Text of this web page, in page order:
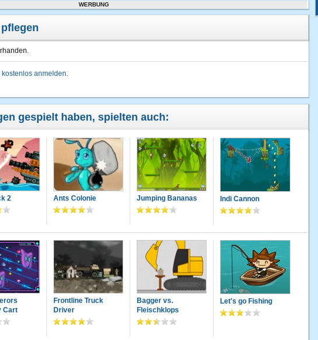
WERBUNG
kostenlos anmelden.
gespielt haben, spielten auch:
2 Ants Colonie Jumping Bananas Indi Cannon
Cart
Frontline Truck
Driver
Bagger vs.
Fleischklops
Let's go Fishing